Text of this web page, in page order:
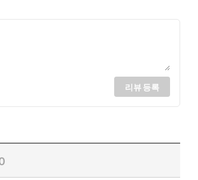
리뷰 등록